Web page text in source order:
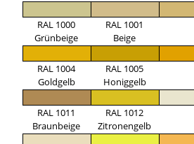
RAL 1000
Grünbeige
RAL 1001
Beige
RAL 1004
Goldgelb
RAL 1005
Honiggelb
RAL 1011
Braunbeige
RAL 1012
Zitronengelb